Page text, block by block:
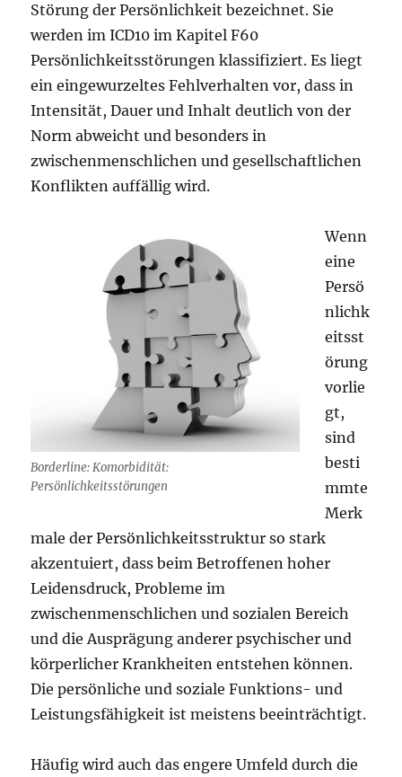
Störung der Persönlichkeit bezeichnet. Sie
werden im ICD10 im Kapitel F60
Persönlichkeitsstörungen klassifiziert. Es liegt
ein eingewurzeltes Fehlverhalten vor, dass in
Intensität, Dauer und Inhalt deutlich von der
Norm abweicht und besonders in
zwischenmenschlichen und gesellschaftlichen
Konflikten auffällig wird.
Borderline: Komorbidität:
Persönlichkeitsstörungen
Wenn
eine
Persö
nlichk
eitsst
örung
vorlie
gt,
sind
besti
mmte
Merk
male der Persönlichkeitsstruktur so stark
akzentuiert, dass beim Betroffenen hoher
Leidensdruck, Probleme im
zwischenmenschlichen und sozialen Bereich
und die Ausprägung anderer psychischer und
körperlicher Krankheiten entstehen können.
Die persönliche und soziale Funktions- und
Leistungsfähigkeit ist meistens beeinträchtigt.
Häufig wird auch das engere Umfeld durch die